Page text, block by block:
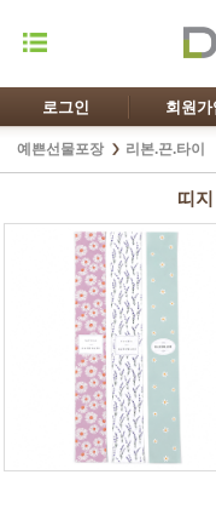
로그인 회원가
예쁜선물포장 리본.끈.타이
띠